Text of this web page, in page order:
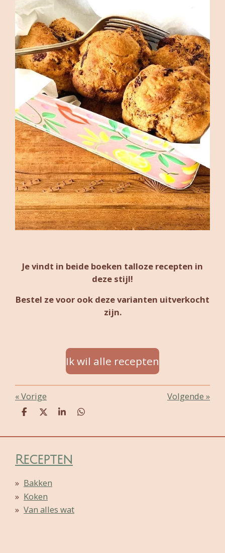
Je vindt in beide boeken talloze recepten in
deze stijl!
Bestel ze voor ook deze varianten uitverkocht
zijn.
Ik wil alle recepten
«Vorige Volgende »
D
D
S
D
Recepten
Bakken
Koken
Van alles wat